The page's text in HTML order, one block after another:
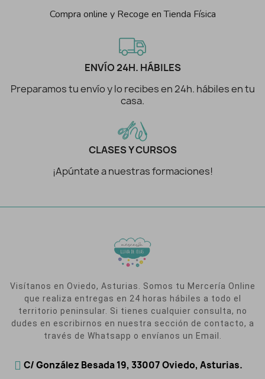
Compra online y Recoge en Tienda Física
ENVÍO 24H. HÁBILES
Preparamos tu envío y lo recibes en 24h. hábiles en tu
casa.
CLASES Y CURSOS
¡Apúntate a nuestras formaciones!
Visítanos en Oviedo, Asturias. Somos tu Mercería Online
que realiza entregas en 24 horas hábiles a todo el
territorio peninsular. Si tienes cualquier consulta, no
dudes en escribirnos en nuestra sección de contacto, a
través de Whatsapp o envíanos un Email.
C/ González Besada 19, 33007 Oviedo, Asturias.